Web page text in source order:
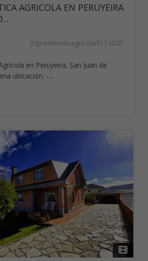
AGRICOLA EN PERUYEIRA
33prendonesagricola9112025
en Peruyeira, San Juan de
ubicación. -...